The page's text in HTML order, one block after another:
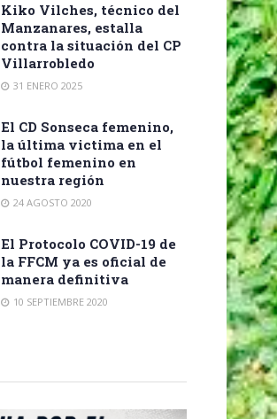
Kiko Vilches, técnico del
Manzanares, estalla
contra la situación del CP
Villarrobledo
31 ENERO 2025
El CD Sonseca femenino,
la última victima en el
fútbol femenino en
nuestra región
24 AGOSTO 2020
El Protocolo COVID-19 de
la FFCM ya es oficial de
manera definitiva
10 SEPTIEMBRE 2020